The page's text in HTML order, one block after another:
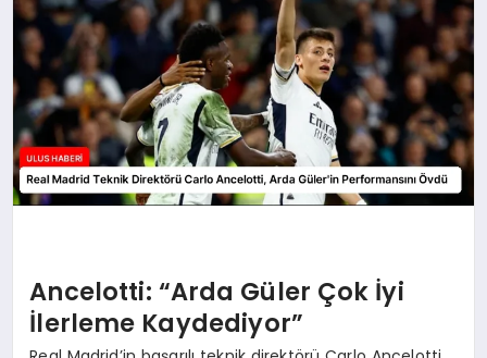
Ancelotti: “Arda Güler Çok İyi
İlerleme Kaydediyor”